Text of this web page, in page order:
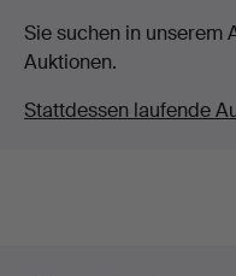
Sie suchen in unserem
Auktionen.
Stattdessen laufende